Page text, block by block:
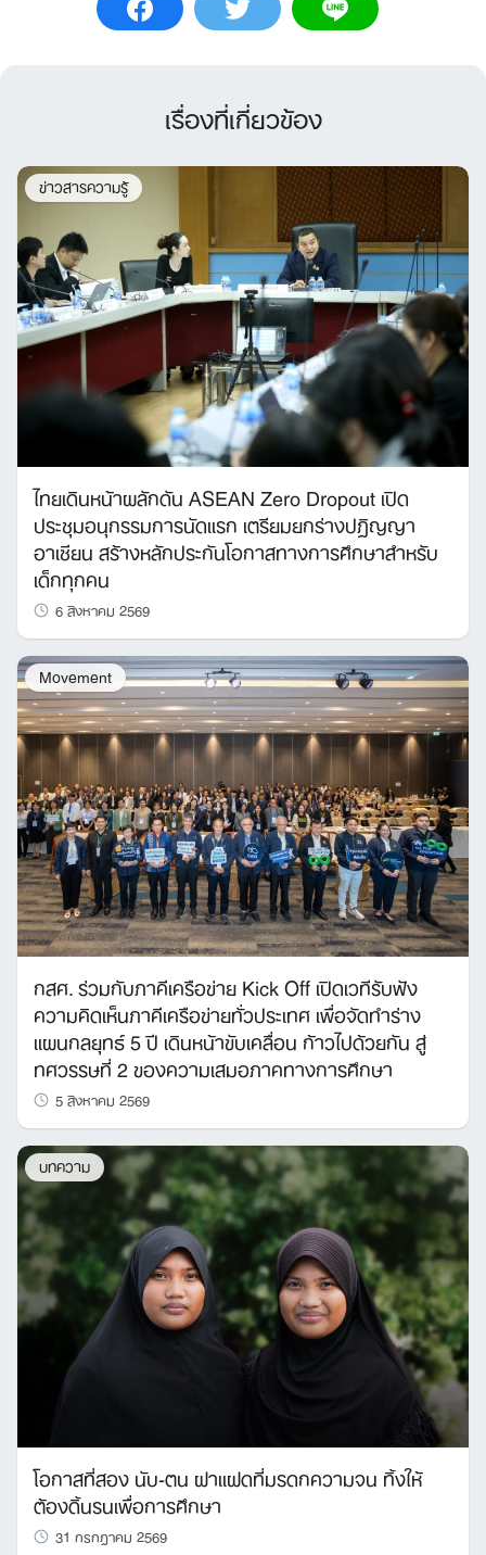
เรื่องที่เกี่ยวข้อง
ข่าวสารความรู้
ไทยเดินหน้าผลักดัน ASEAN Zero Dropout เปิด
ประชุมอนุกรรมการนัดแรก เตรียมยกร่างปฏิญญา
อาเซียน สร้างหลักประกันโอกาสทางการศึกษาสำหรับ
เด็กทุกคน
6 สิงหาคม 2569
Movement
กสศ. ร่วมกับภาคีเครือข่าย Kick Off เปิดเวทีรับฟัง
ความคิดเห็นภาคีเครือข่ายทั่วประเทศ เพื่อจัดทำร่าง
แผนกลยุทธ์ 5 ปี เดินหน้าขับเคลื่อน ก้าวไปด้วยกัน สู่
ทศวรรษที่ 2 ของความเสมอภาคทางการศึกษา
5 สิงหาคม 2569
บทความ
โอกาสที่สอง นับ-ตน ฝาแฝดที่มรดกความจน ทิ้งให้
ต้องดิ้นรนเพื่อการศึกษา
31 กรกฎาคม 2569